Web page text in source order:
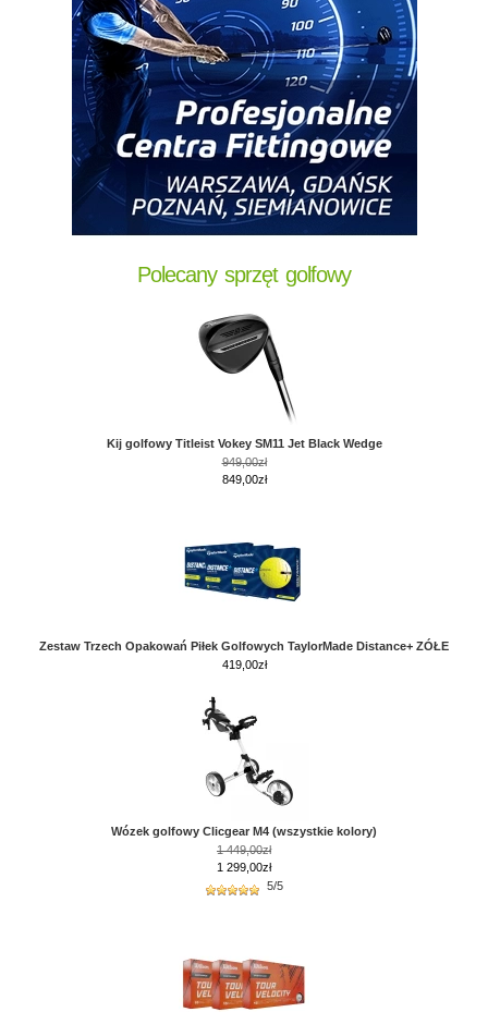
Polecany sprzęt golfowy
Kij golfowy Titleist Vokey SM11 Jet Black Wedge
949,00zł
849,00zł
Zestaw Trzech Opakowań Piłek Golfowych TaylorMade Distance+ ZÓŁE
419,00zł
Wózek golfowy Clicgear M4 (wszystkie kolory)
1 449,00zł
1 299,00zł
5/5